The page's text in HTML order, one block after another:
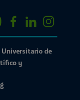
Universitario de
y